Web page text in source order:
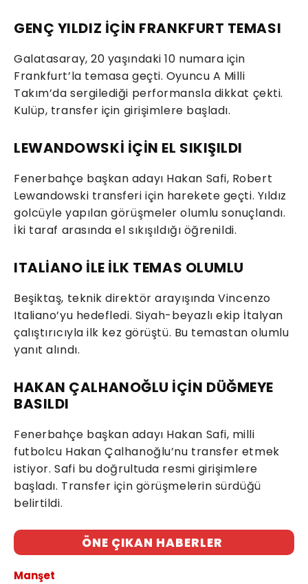
GENÇ YILDIZ İÇİN FRANKFURT TEMASI
Galatasaray, 20 yaşındaki 10 numara için
Frankfurt’la temasa geçti. Oyuncu A Milli
Takım’da sergilediği performansla dikkat çekti.
Kulüp, transfer için girişimlere başladı.
LEWANDOWSKİ İÇİN EL SIKIŞILDI
Fenerbahçe başkan adayı Hakan Safi, Robert
Lewandowski transferi için harekete geçti. Yıldız
golcüyle yapılan görüşmeler olumlu sonuçlandı.
İki taraf arasında el sıkışıldığı öğrenildi.
ITALİANO İLE İLK TEMAS OLUMLU
Beşiktaş, teknik direktör arayışında Vincenzo
Italiano’yu hedefledi. Siyah-beyazlı ekip İtalyan
çalıştırıcıyla ilk kez görüştü. Bu temastan olumlu
yanıt alındı.
HAKAN ÇALHANOĞLU İÇİN DÜĞMEYE
BASILDI
Fenerbahçe başkan adayı Hakan Safi, milli
futbolcu Hakan Çalhanoğlu’nu transfer etmek
istiyor. Safi bu doğrultuda resmi girişimlere
başladı. Transfer için görüşmelerin sürdüğü
belirtildi.
ÖNE ÇIKAN HABERLER
Manşet